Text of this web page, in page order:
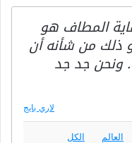
المطاف هو
من شأنه أن
ونحن جد جد
لاري بايج
العالم
الكل